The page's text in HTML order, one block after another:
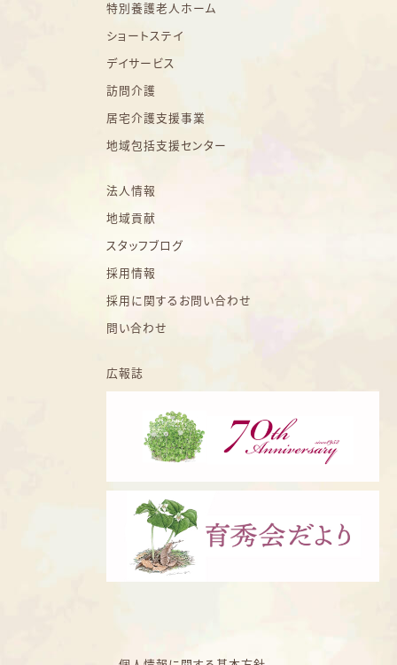
特別養護老人ホーム
ショートステイ
デイサービス
訪問介護
居宅介護支援事業
地域包括支援センター
法人情報
地域貢献
スタッフブログ
採用情報
採用に関するお問い合わせ
問い合わせ
広報誌